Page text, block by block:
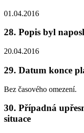
01.04.2016
28. Popis byl
20.04.2016
29. Datum konce
Bez časového omezení.
30. Případná
situace